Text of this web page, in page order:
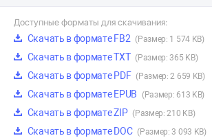
Доступные форматы для скачивания:
Скачать в формате FB2 (Размер: 1 574 KB)
Скачать в формате TXT (Размер: 365 KB)
Скачать в формате PDF (Размер: 2 659 KB)
Скачать в формате EPUB (Размер: 613 KB)
Скачать в формате ZIP (Размер: 210 KB)
Скачать в формате DOC (Размер: 3 093 KB)